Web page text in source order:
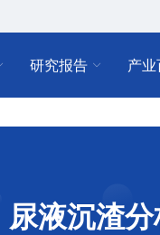
研究报告 产
尿液沉渣